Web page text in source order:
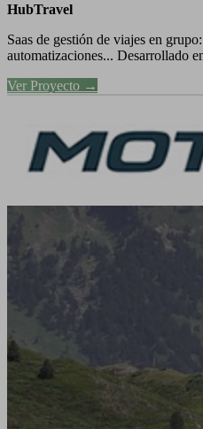
HubTravel
Saas de gestión de viajes en
automatizaciones... Desarrollado
Ver Proyecto →